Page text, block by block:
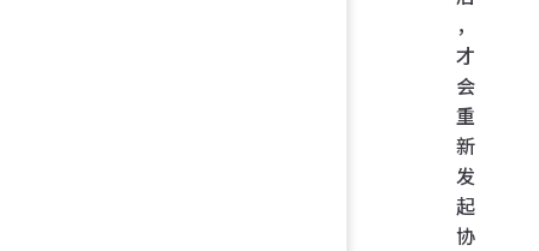
，
才
会
重
新
发
起
协